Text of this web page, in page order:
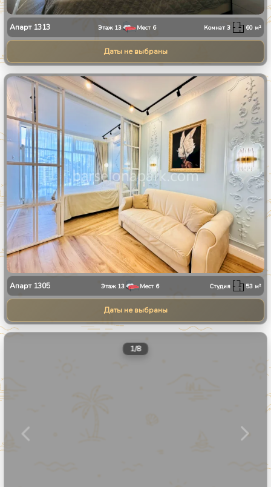
Апарт 1313 Этаж 13 Мест 6 Комнат3 60 м²
Даты не выбраны
Апарт 1305 Этаж 13 Мест 6 Студия 53 м²
Даты не выбраны
1/8